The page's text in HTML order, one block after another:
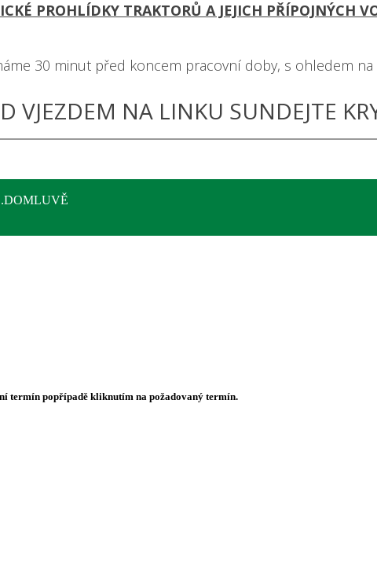
PROHLÍDKY TRAKTORŮ A JEJICH PŘÍPOJNÝCH
30 minut před koncem pracovní doby, s ohledem na
VJEZDEM NA LINKU SUNDEJTE